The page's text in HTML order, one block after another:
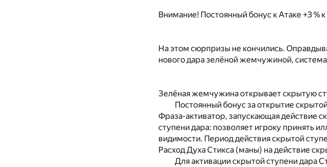
Внимание! Постоянный бонус к Атаке +3 %
На этом сюрпризы не кончились.
нового дара зелёной жемчужиной,
Зелёная жемчужина открывает скрытую
Постоянный бонус за открытие
Фраза-активатор, запускающая действие
ступени дара: позволяет игроку принять
видимости. Период действия скрытой
Расход Духа Стикса (маны) на действие
Для активации скрытой ступени дара